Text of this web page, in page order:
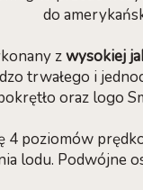
do
zwysokiej
trwałego i
oraz logo
4 poziomów
lodu. Podwójne